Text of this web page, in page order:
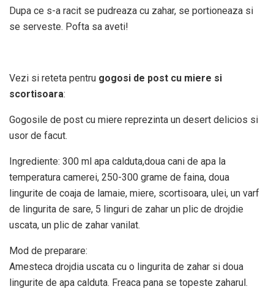
Dupa ce s-a racit se pudreaza cu zahar, se portioneaza si
se serveste. Pofta sa aveti!
Vezi si reteta pentru gogosi de post cu miere si
scortisoara:
Gogosile de post cu miere reprezinta un desert delicios si
usor de facut.
Ingrediente: 300 ml apa calduta,doua cani de apa la
temperatura camerei, 250-300 grame de faina, doua
lingurite de coaja de lamaie, miere, scortisoara, ulei, un varf
de lingurita de sare, 5 linguri de zahar un plic de drojdie
uscata, un plic de zahar vanilat.
Mod de preparare:
Amesteca drojdia uscata cu o lingurita de zahar si doua
lingurite de apa calduta. Freaca pana se topeste zaharul.